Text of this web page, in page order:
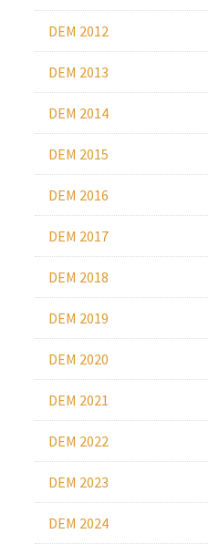
DEM 2012
DEM 2013
DEM 2014
DEM 2015
DEM 2016
DEM 2017
DEM 2018
DEM 2019
DEM 2020
DEM 2021
DEM 2022
DEM 2023
DEM 2024